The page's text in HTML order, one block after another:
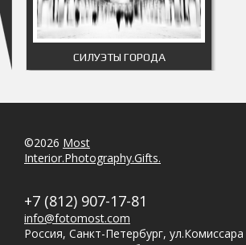
СИЛУЭТЫ ГОРОДА
©2026 Most
Interior.Photography.Gifts.
+7 (812) 907-17-81
info@fotomost.com
Россия, Санкт-Петербург,